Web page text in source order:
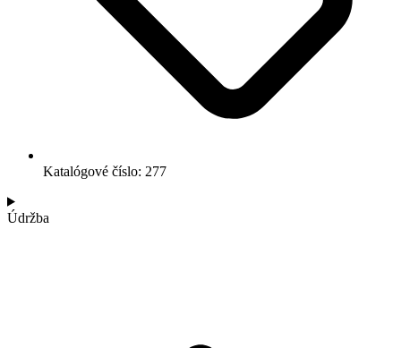
Katalógové číslo: 277
Údržba